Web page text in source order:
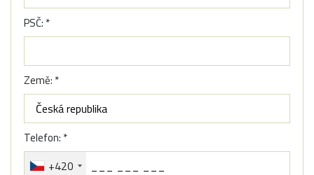
PSČ: *
Země: *
Telefon: *
+420